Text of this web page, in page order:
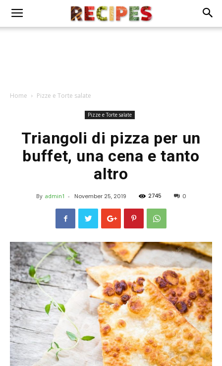
Home Pizze e Torte salate
Pizze e Torte salate
Triangoli di pizza per un
buffet, una cena e tanto
altro
By admin1 - November 25, 2019 2745 0